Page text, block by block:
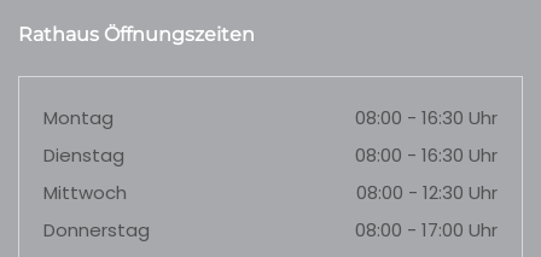
Rathaus Öffnungszeiten
Montag
08:00 - 16:30 Uhr
Dienstag
08:00 - 16:30 Uhr
Mittwoch
08:00 - 12:30 Uhr
Donnerstag
08:00 - 17:00 Uhr